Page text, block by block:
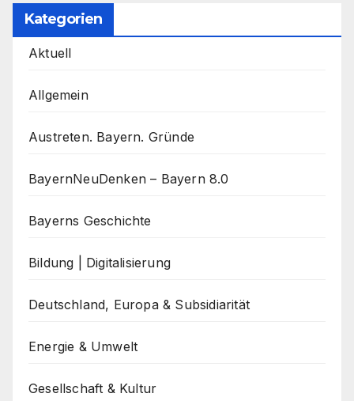
Kategorien
Aktuell
Allgemein
Austreten. Bayern. Gründe
BayernNeuDenken – Bayern 8.0
Bayerns Geschichte
Bildung | Digitalisierung
Deutschland, Europa & Subsidiarität
Energie & Umwelt
Gesellschaft & Kultur